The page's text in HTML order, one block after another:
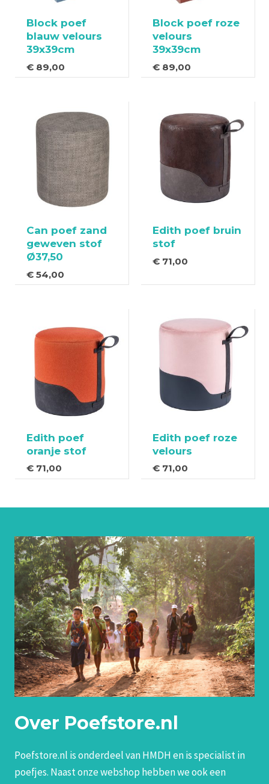
Block poef
blauw velours
39x39cm
€ 89,00
Block poef roze
velours
39x39cm
€ 89,00
Can poef zand
geweven stof
Ø37,50
€ 54,00
Edith poef bruin
stof
€ 71,00
Edith poef
oranje stof
€ 71,00
Edith poef roze
velours
€ 71,00
Over Poefstore.nl
Poefstore.nl is onderdeel van HMDH en is specialist in
poefjes. Naast onze webshop hebben we ook een